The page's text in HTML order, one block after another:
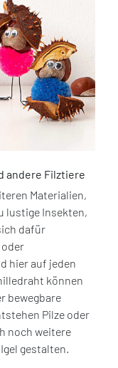
andere Filztiere
Materialien,
lustige Insekten,
dafür
hier auf jeden
können
bewegbare
Pilze oder
noch weitere
gestalten.